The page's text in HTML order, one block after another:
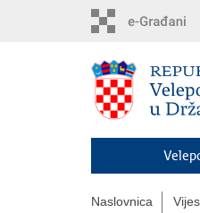
Naslovnica